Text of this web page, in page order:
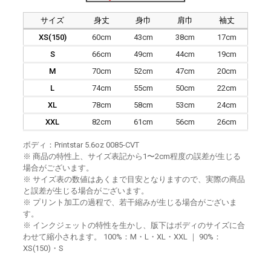
サイズ 身丈 身巾 肩巾
袖丈
XS(150)
60cm 43cm 38cm
17cm
S
66cm 49cm 44cm
19cm
M
70cm 52cm 47cm
20cm
L
74cm 55cm 50cm
22cm
XL
78cm 58cm 53cm
24cm
XXL
82cm 61cm 56cm 26cm
ボディ：Printstar 5.6oz 0085-CVT
※ 商品の特性上、サイズ表記から1〜2cm程度の誤差が生じる
場合がございます。
※ サイズ表の数値はあくまで目安となりますので、実際の商品
と誤差が生じる場合がございます。
※ プリント加工の過程で、若干縮みが生じる場合がございま
す。
※ インクジェットの特性を生かし、版下はボディのサイズに合
わせて縮小されます。 100%：M・L・XL・XXL ｜ 90%：
XS(150)・S